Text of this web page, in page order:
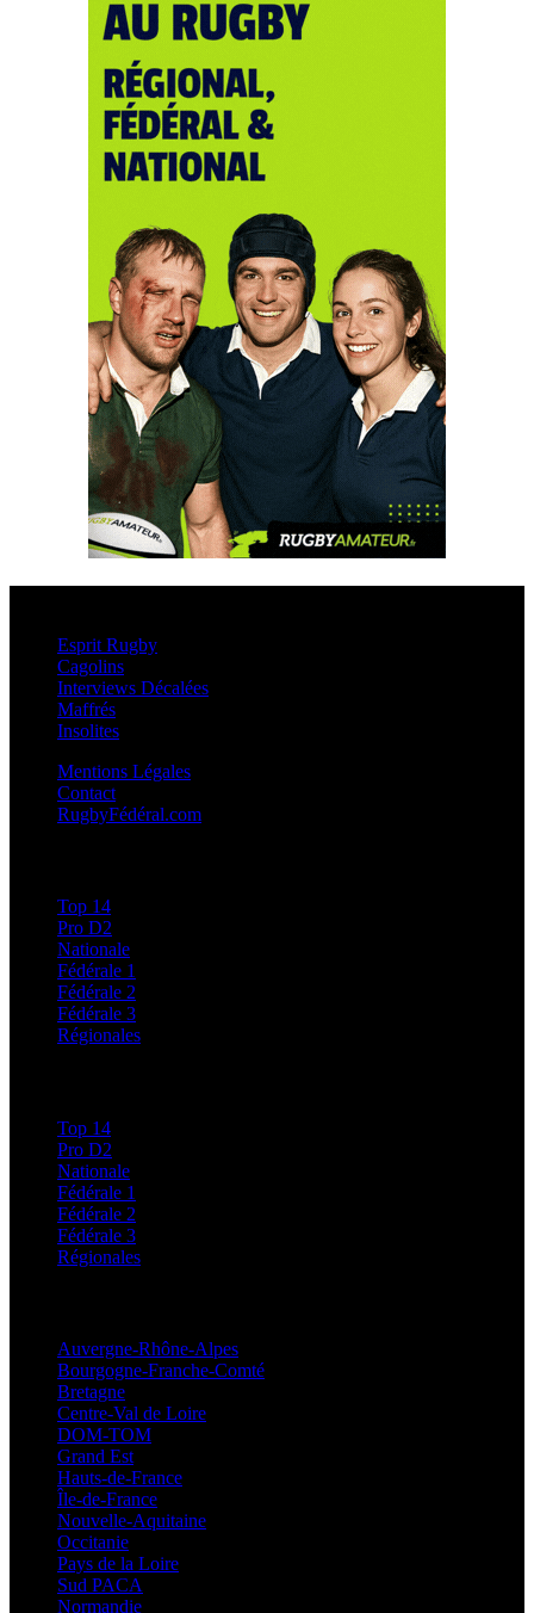
Esprit Rugby
Cagolins
Interviews Décalées
Maffrés
Insolites
Mentions Légales
Contact
RugbyFédéral.com
Top 14
Pro D2
Nationale
Fédérale 1
Fédérale 2
Fédérale 3
Régionales
Top 14
Pro D2
Nationale
Fédérale 1
Fédérale 2
Fédérale 3
Régionales
Auvergne-Rhône-Alpes
Bourgogne-Franche-Comté
Bretagne
Centre-Val de Loire
DOM-TOM
Grand Est
Hauts-de-France
Île-de-France
Nouvelle-Aquitaine
Occitanie
Pays de la Loire
Sud PACA
Normandie